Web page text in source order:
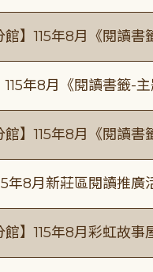
館】115年8月《閱讀
115年8月《閱讀書籤-
館】115年8月《閱讀
年8月新莊區閱讀推
館】115年8月彩虹故